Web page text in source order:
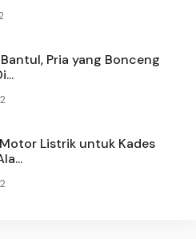
Pria yang Bonceng
2
Listrik untuk Kades
2